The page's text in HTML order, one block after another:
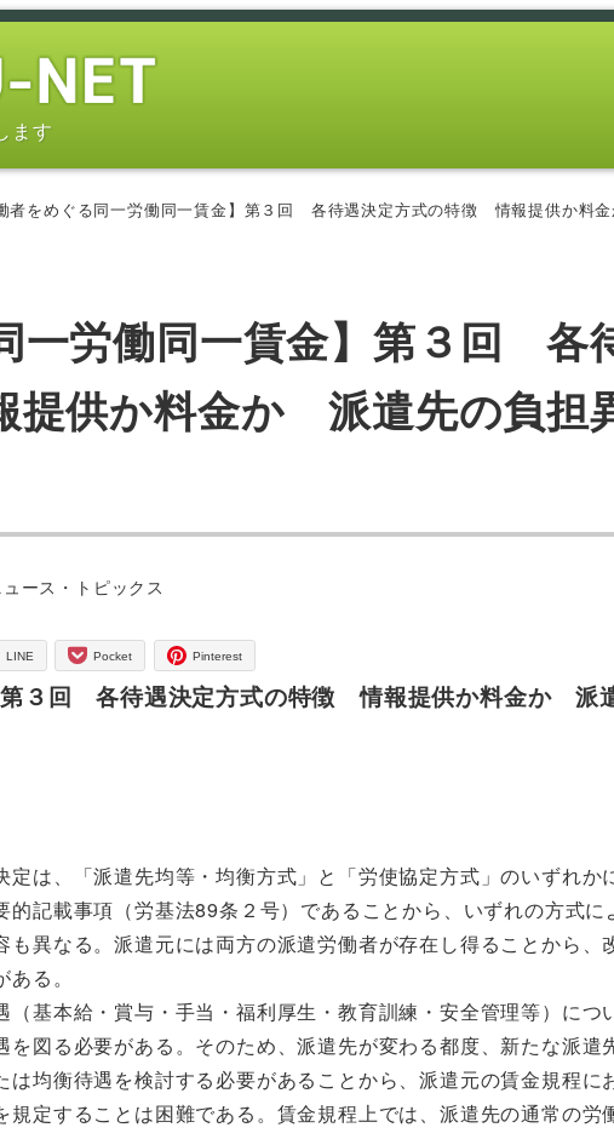
ます
者をめぐる同一労働同一賃金】第３回 各待遇決定方式の特徴 情報提供か料
一労働同一賃金】第３回 各
供か料金か 派遣先の負担
リー
ュース・トピックス
LINE Pocket Pinterest
第３回 各待遇決定方式の特徴 情報提供か料金か 派
は、「派遣先均等・均衡方式」と「労使協定方式」のいずれか
記載事項（労基法89条２号）であることから、いずれの方式に
異なる。派遣元には両方の派遣労働者が存在し得ることから、
る。
基本給・賞与・手当・福利厚生・教育訓練・安全管理等）につ
図る必要がある。そのため、派遣先が変わる都度、新たな派遣
均衡待遇を検討する必要があることから、派遣元の賃金規程に
定することは困難である。賃金規程上では、派遣先の通常の労